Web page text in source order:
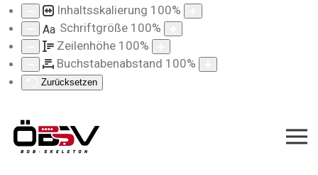
Inhaltsskalierung 100%
Aa Schriftgröße 100%
Zeilenhöhe 100%
Buchstabenabstand 100%
Zurücksetzen